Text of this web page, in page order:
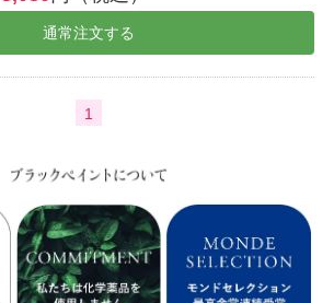
通常注文する
1